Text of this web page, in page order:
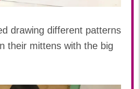
drawing different patterns
their mittens with the big